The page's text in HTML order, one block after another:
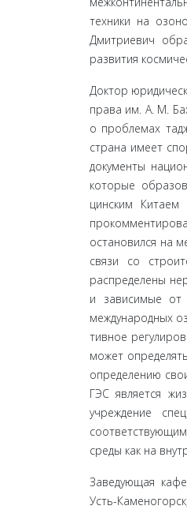
техники на
Дмитриевич
развития
Доктор
права им. А. М.
о проблемах
страна имеет
документы
которые
цинским
остановился на
связи со
распределены
и зависимые от
международных
тивное
может
определению
ГЭС является
учреждение
среды как на
Заведующая
Усть-